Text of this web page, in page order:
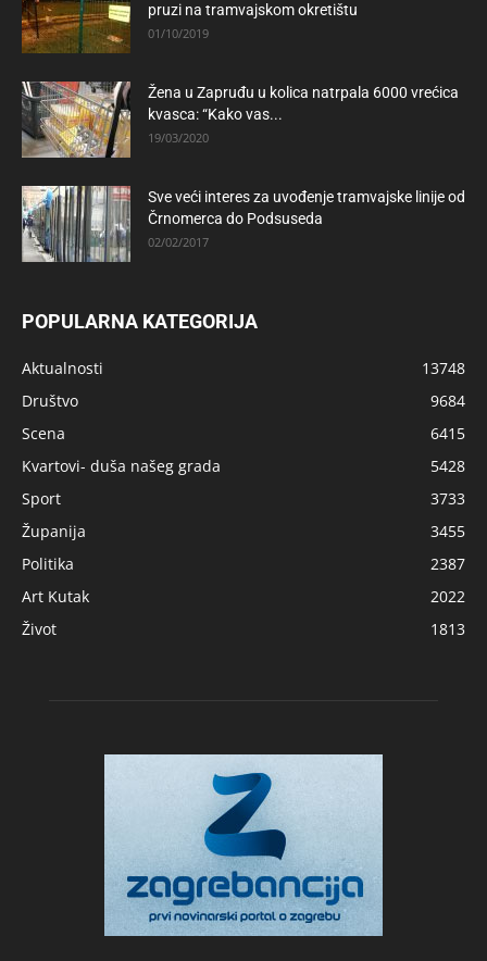
pruzi na tramvajskom okretištu
01/10/2019
Žena u Zapruđu u kolica natrpala 6000 vrećica
kvasca: “Kako vas...
19/03/2020
Sve veći interes za uvođenje tramvajske linije od
Črnomerca do Podsuseda
02/02/2017
POPULARNA KATEGORIJA
Aktualnosti
13748
Društvo
9684
Scena
6415
Kvartovi- duša našeg grada
5428
Sport
3733
Županija
3455
Politika
2387
Art Kutak
2022
Život
1813